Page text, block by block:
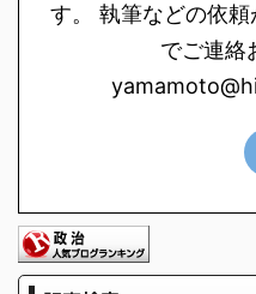
す。 執筆などの依
でご連絡